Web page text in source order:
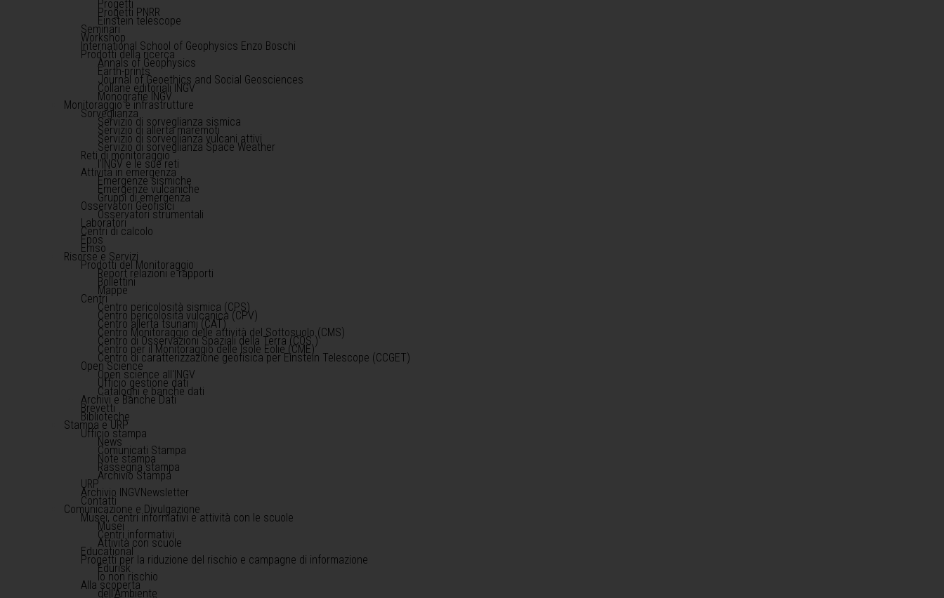
Progetti
Progetti PNRR
Einstein telescope
Seminari
Workshop
International School of Geophysics Enzo Boschi
Prodotti della ricerca
Annals of Geophysics
Earth-prints
Journal of Geoethics and Social Geosciences
Collane editoriali INGV
Monografie INGV
Monitoraggio e infrastrutture
Sorveglianza
Servizio di sorveglianza sismica
Servizio di allerta maremoti
Servizio di sorveglianza vulcani attivi
Servizio di sorveglianza Space Weather
Reti di monitoraggio
l'INGV e le sue reti
Attività in emergenza
Emergenze sismiche
Emergenze vulcaniche
Gruppi di emergenza
Osservatori Geofisici
Osservatori strumentali
Laboratori
Centri di calcolo
Epos
Emso
Risorse e Servizi
Prodotti del Monitoraggio
Report relazioni e rapporti
Bollettini
Mappe
Centri
Centro pericolosità sismica (CPS)
Centro pericolosità vulcanica (CPV)
Centro allerta tsunami (CAT)
Centro Monitoraggio delle attività del Sottosuolo (CMS)
Centro di Osservazioni Spaziali della Terra (COS )
Centro per il Monitoraggio delle Isole Eolie (CME)
Centro di caratterizzazione geofisica per Einstein Telescope (CCGET)
Open Science
Open science all'INGV
Ufficio gestione dati
Cataloghi e banche dati
Archivi e Banche Dati
Brevetti
Biblioteche
Stampa e URP
Ufficio stampa
News
Comunicati Stampa
Note stampa
Rassegna stampa
Archivio Stampa
URP
Archivio INGVNewsletter
Contatti
Comunicazione e Divulgazione
Musei, centri informativi e attività con le scuole
Musei
Centri informativi
Attività con scuole
Educational
Progetti per la riduzione del rischio e campagne di informazione
Edurisk
Io non rischio
Alla scoperta
dell'Ambiente